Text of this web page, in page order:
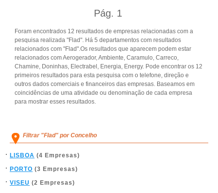
Pág. 1
Foram encontrados 12 resultados de empresas relacionadas com a
pesquisa realizada "Flad". Há 5 departamentos com resultados
relacionados com "Flad".Os resultados que aparecem podem estar
relacionados com Aerogerador, Ambiente, Caramulo, Carreco,
Chamine, Doninhas, Electrabel, Energia, Energy. Pode encontrar os 12
primeiros resultados para esta pesquisa com o telefone, direção e
outros dados comerciais e financeiros das empresas. Baseamos em
coincidências de uma atividade ou denominação de cada empresa
para mostrar esses resultados.
Filtrar "Flad" por Concelho
LISBOA (4 Empresas)
PORTO (3 Empresas)
VISEU (2 Empresas)